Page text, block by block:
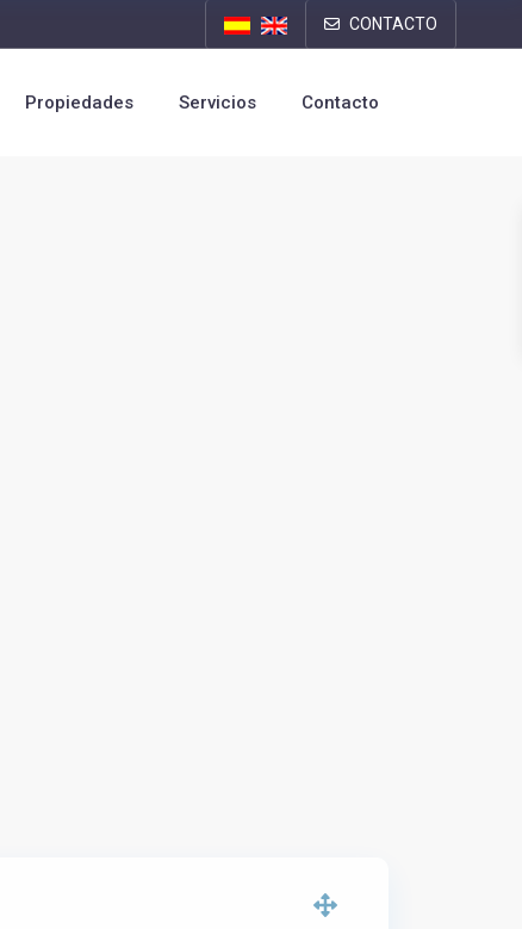
CONTACTO
Propiedades Servicios Contacto